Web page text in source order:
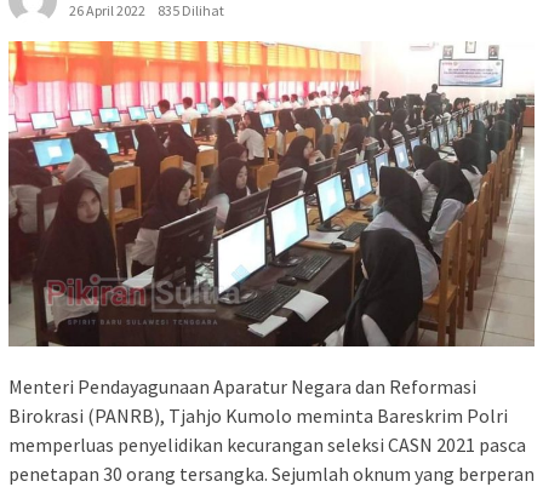
26 April 2022
835 Dilihat
Menteri Pendayagunaan Aparatur Negara dan Reformasi
Birokrasi (PANRB), Tjahjo Kumolo meminta Bareskrim Polri
memperluas penyelidikan kecurangan seleksi CASN 2021 pasca
penetapan 30 orang tersangka. Sejumlah oknum yang berperan